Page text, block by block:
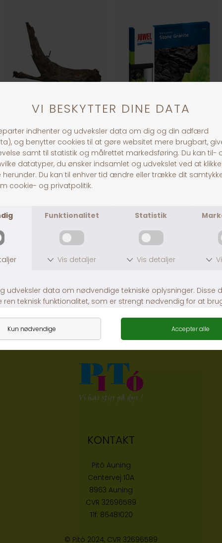
Mangrove Rod
DKK 499,00
Juwel Stone Granite
DKK 549,00
Fra DKK 79,00
KONTAKT
Pitó Auning
Centervej 10A
8963 Auning
CVR 32696589
Tlf: 86481020
© Pitó 2024, CVR 32696589